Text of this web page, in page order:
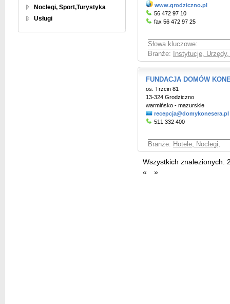
Noclegi, Sport,Turystyka
Usługi
www.grodziczno.pl
56 472 97 10
fax 56 472 97 25
Słowa kluczowe:
Branże:
Instytucje,
FUNDACJA DOMÓW
os. Trzcin 81
13-324 Grodziczno
warmińsko - mazurskie
recepcja@domykonesera.pl
511 332 400
Branże: Hotele, Noclegi,
Wszystkich znalezionych:
«
»